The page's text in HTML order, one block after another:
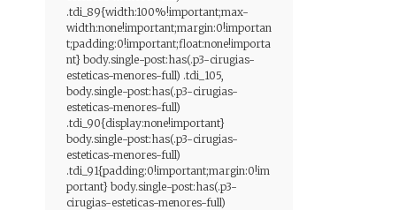
.tdi_89{width:100%!important;max-
width:none!important;margin:0!importan
t;padding:0!important;float:none!importa
nt} body.single-post:has(.p3-cirugias-
esteticas-menores-full) .tdi_105,
body.single-post:has(.p3-cirugias-
esteticas-menores-full)
.tdi_90{display:none!important}
body.single-post:has(.p3-cirugias-
esteticas-menores-full)
.tdi_91{padding:0!important;margin:0!im
portant} body.single-post:has(.p3-
cirugias-esteticas-menores-full)